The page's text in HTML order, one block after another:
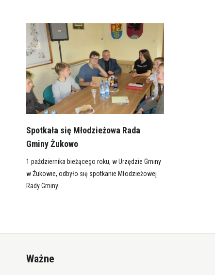
Spotkała się Młodzieżowa Rada
Gminy Żukowo
1 października bieżącego roku, w Urzędzie Gminy
w Żukowie, odbyło się spotkanie Młodzieżowej
Rady Gminy.
Ważne